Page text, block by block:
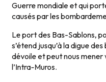
Guerre mondiale et qui
causés par les
Le port des Bas-Sablons,
s’étend jusqu’à la digue
dévoile et peut nous
l’Intra-Muros.